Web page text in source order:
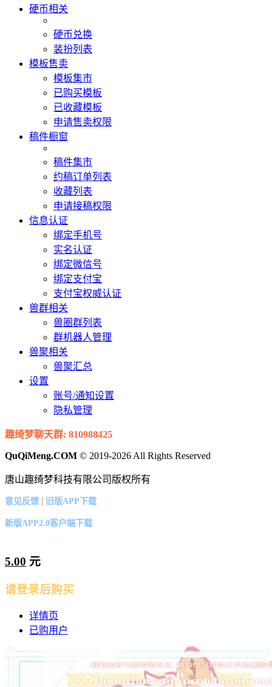
硬币相关
硬币兑换
装扮列表
模板售卖
模板集市
已购买模板
已收藏模板
申请售卖权限
稿件橱窗
稿件集市
约稿订单列表
收藏列表
申请接稿权限
信息认证
绑定手机号
实名认证
绑定微信号
绑定支付宝
支付宝权威认证
兽群相关
兽圈群列表
群机器人管理
兽聚相关
兽聚汇总
设置
账号/通知设置
隐私管理
趣绮梦聊天群: 810988425
QuQiMeng.COM © 2019-2026 All Rights Reserved
唐山趣绮梦科技有限公司版权所有
意见反馈 | 旧版APP下载
新版APP2.0客户端下载
5.00 元
请登录后购买
详情页
已购用户